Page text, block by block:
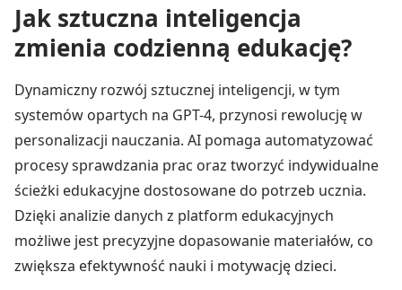
Jak sztuczna inteligencja
zmienia codzienną edukację?
Dynamiczny rozwój sztucznej inteligencji, w tym
systemów opartych na GPT-4, przynosi rewolucję w
personalizacji nauczania. AI pomaga automatyzować
procesy sprawdzania prac oraz tworzyć indywidualne
ścieżki edukacyjne dostosowane do potrzeb ucznia.
Dzięki analizie danych z platform edukacyjnych
możliwe jest precyzyjne dopasowanie materiałów, co
zwiększa efektywność nauki i motywację dzieci.